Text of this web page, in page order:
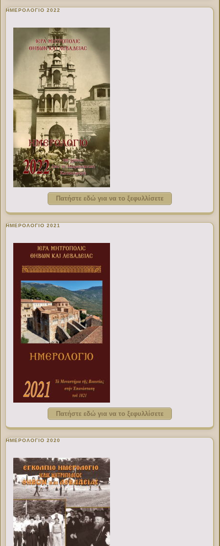
ΗΜΕΡΟΛΟΓΙΟ 2022
Πατήστε εδώ για να το ξεφυλλίσετε
ΗΜΕΡΟΛΟΓΙΟ 2021
Πατήστε εδώ για να το ξεφυλλίσετε
ΗΜΕΡΟΛΟΓΙΟ 2020